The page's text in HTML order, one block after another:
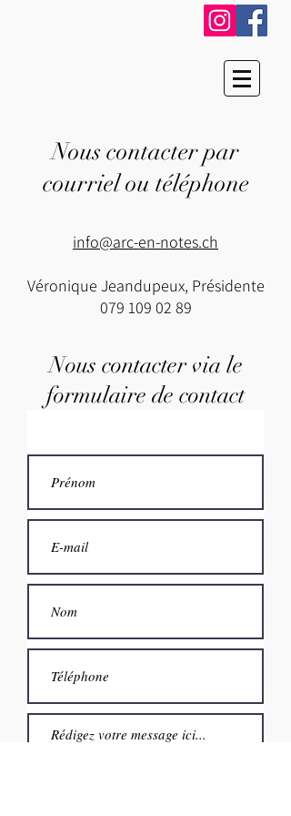
Nous contacter par
courriel ou téléphone
info@arc-en-notes.ch
Véronique Jeandupeux, Présidente
079 109 02 89
Nous contacter via le
formulaire de contact